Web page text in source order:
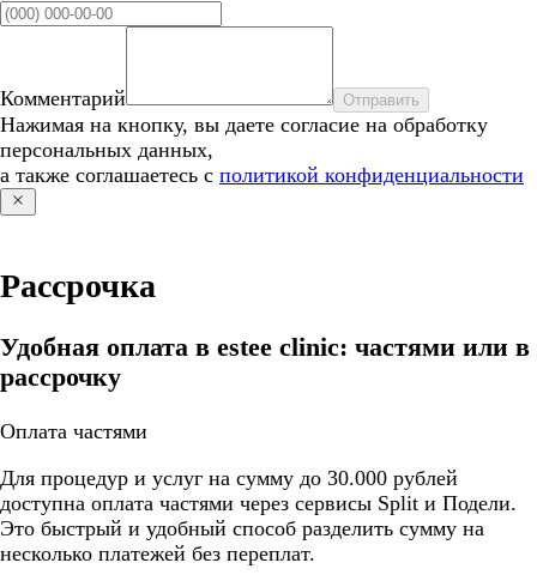
Комментарий Отправить
Нажимая на кнопку, вы даете согласие на обработку
персональных данных,
а также соглашаетесь с политикой конфиденциальности
Рассрочка
Удобная оплата в estee clinic: частями или в
рассрочку
Оплата частями
Для процедур и услуг на сумму до 30.000 рублей
доступна оплата частями через сервисы Split и Подели.
Это быстрый и удобный способ разделить сумму на
несколько платежей без переплат.